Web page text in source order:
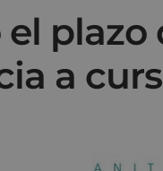
plazo
a